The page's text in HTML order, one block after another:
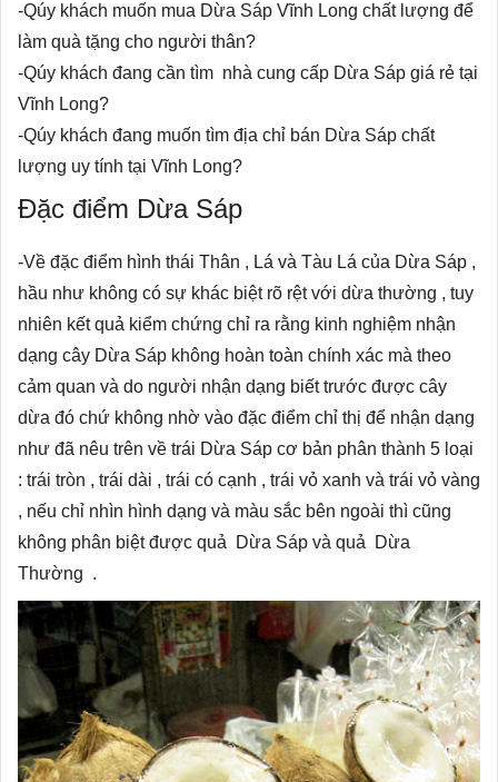
-Qúy khách muốn mua Dừa Sáp Vĩnh Long chất lượng để
làm quà tặng cho người thân?
-Qúy khách đang cần tìm nhà cung cấp Dừa Sáp giá rẻ tại
Vĩnh Long?
-Qúy khách đang muốn tìm địa chỉ bán Dừa Sáp chất
lượng uy tính tại Vĩnh Long?
Đặc điểm Dừa Sáp
-Về đặc điểm hình thái Thân , Lá và Tàu Lá của Dừa Sáp ,
hầu như không có sự khác biệt rõ rệt với dừa thường , tuy
nhiên kết quả kiểm chứng chỉ ra rằng kinh nghiệm nhận
dạng cây Dừa Sáp không hoàn toàn chính xác mà theo
cảm quan và do người nhận dạng biết trước được cây
dừa đó chứ không nhờ vào đặc điểm chỉ thị để nhận dạng
như đã nêu trên về trái Dừa Sáp cơ bản phân thành 5 loại
: trái tròn , trái dài , trái có cạnh , trái vỏ xanh và trái vỏ vàng
, nếu chỉ nhìn hình dạng và màu sắc bên ngoài thì cũng
không phân biệt được quả Dừa Sáp và quả Dừa
Thường .